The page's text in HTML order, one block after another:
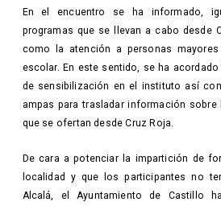
En el encuentro se ha informado,
programas que se llevan a cabo desde
como la atención a personas
escolar. En este sentido, se ha
de sensibilización en el instituto así
ampas para trasladar información
que se ofertan desde Cruz Roja.
De cara a potenciar la impartición de
localidad y que los participantes no
Alcalá, el Ayuntamiento de Castillo